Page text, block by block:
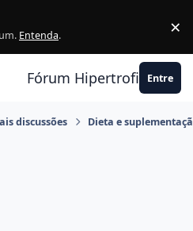
Entenda. ×
Fórum Hipertrofia.org
Entre
discussões Dieta e